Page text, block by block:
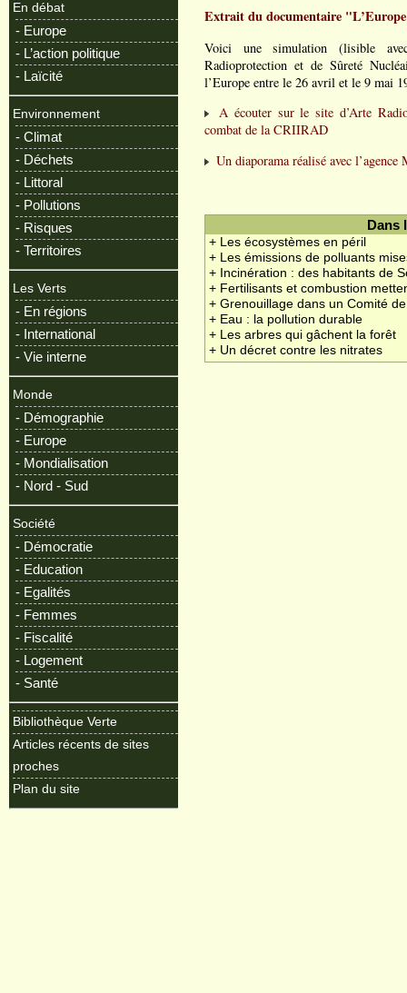
En débat
- Europe
- L’action politique
- Laïcité
Environnement
- Climat
- Déchets
- Littoral
- Pollutions
- Risques
- Territoires
Les Verts
- En régions
- International
- Vie interne
Monde
- Démographie
- Europe
- Mondialisation
- Nord - Sud
Société
- Démocratie
- Education
- Egalités
- Femmes
- Fiscalité
- Logement
- Santé
Bibliothèque Verte
Articles récents de sites
proches
Plan du site
Extrait du documentaire
Voici une simulation (lisible
Radioprotection et de Sûreté
l’Europe entre le 26 avril et le 9 mai
A écouter sur le site d’Arte
combat de la CRIIRAD
Un diaporama réalisé avec l’agence
Dans
+ Les écosystèmes en péril
+ Les émissions de polluants
+ Incinération : des habitants de
+ Fertilisants et combustion
+ Grenouillage dans un Comité
+ Eau : la pollution durable
+ Les arbres qui gâchent la forêt
+ Un décret contre les nitrates